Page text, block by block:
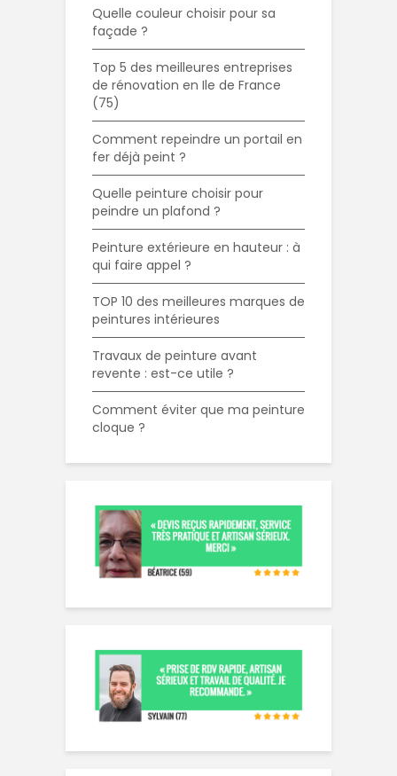
Quelle couleur choisir pour sa
façade ?
Top 5 des meilleures entreprises
de rénovation en Ile de France
(75)
Comment repeindre un portail en
fer déjà peint ?
Quelle peinture choisir pour
peindre un plafond ?
Peinture extérieure en hauteur : à
qui faire appel ?
TOP 10 des meilleures marques de
peintures intérieures
Travaux de peinture avant
revente : est-ce utile ?
Comment éviter que ma peinture
cloque ?